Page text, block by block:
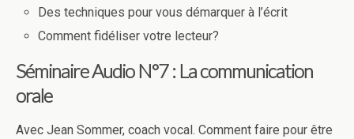
Des techniques pour vous démarquer à l’écrit
Comment fidéliser votre lecteur?
Séminaire Audio N°7 : La communication
orale
Avec Jean Sommer, coach vocal. Comment faire pour être